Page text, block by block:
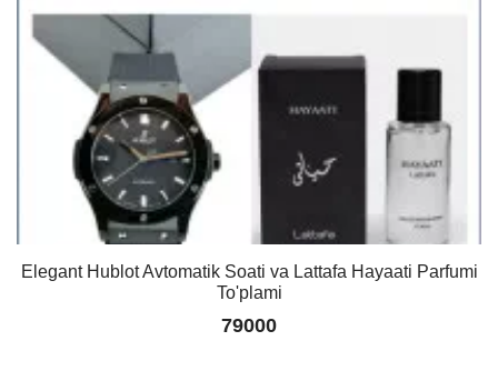
Elegant Hublot Avtomatik Soati va Lattafa Hayaati Parfumi
To'plami
79000